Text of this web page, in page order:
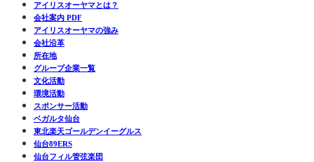
アイリスオーヤマとは？
会社案内 PDF
アイリスオーヤマの強み
会社沿革
所在地
グループ企業一覧
文化活動
環境活動
スポンサー活動
ベガルタ仙台
東北楽天ゴールデンイーグルス
仙台89ERS
仙台フィル管弦楽団